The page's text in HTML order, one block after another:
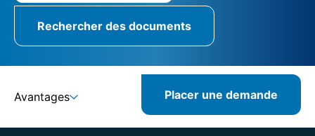
Rechercher des documents
Avantages Placer une demande